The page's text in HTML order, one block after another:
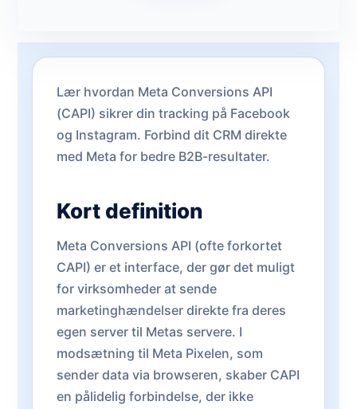
Lær hvordan Meta Conversions API
(CAPI) sikrer din tracking på Facebook
og Instagram. Forbind dit CRM direkte
med Meta for bedre B2B-resultater.
Kort definition
Meta Conversions API (ofte forkortet
CAPI) er et interface, der gør det muligt
for virksomheder at sende
marketinghændelser direkte fra deres
egen server til Metas servere. I
modsætning til Meta Pixelen, som
sender data via browseren, skaber CAPI
en pålidelig forbindelse, der ikke